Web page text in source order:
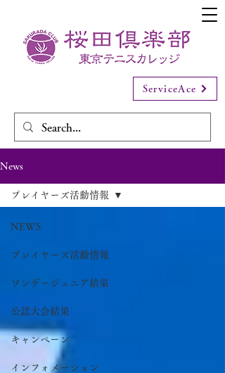
ServiceAce
News
NEWS
プレイヤーズ活動情報
ワンデージュニア結果
公認大会結果
キャンペーン
インフォメーション
プレイヤーズ活動情報